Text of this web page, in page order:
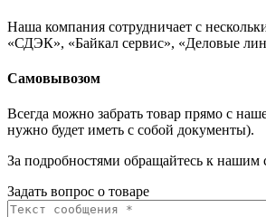
Наша компания сотрудничает с
«СДЭК», «Байкал сервис», «Деловые
Самовывозом
Всегда можно забрать товар прямо с
нужно будет иметь с собой документы).
За подробностями обращайтесь к нашим
Задать вопрос о товаре